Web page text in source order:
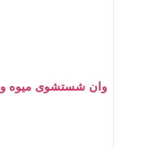
وان شستشوی میوه